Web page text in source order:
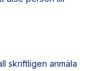
skriftligen anmäla